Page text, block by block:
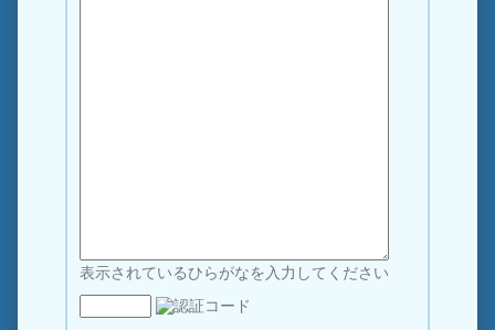
表示されているひらがなを入力してください